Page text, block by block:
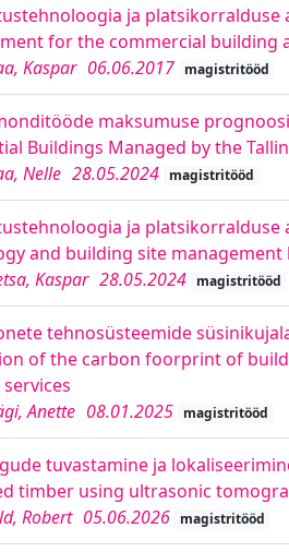
ja
for the commercial building
Kaspar 06.06.2017 magistritööd
maksumuse
Buildings Managed by the
Nelle 28.05.2024 magistritööd
ja platsikorralduse
and building site
Kaspar 28.05.2024 magistritööd
tehnosüsteemide
of the carbon foorprint of
Anette 08.01.2025 magistritööd
tuvastamine ja
timber using ultrasonic
Robert 05.06.2026 magistritööd